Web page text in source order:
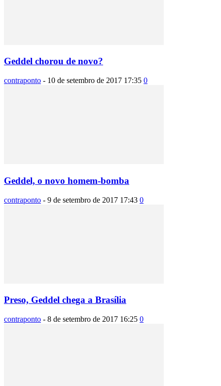
Geddel chorou de novo?
contraponto - 10 de setembro de 2017 17:35 0
Geddel, o novo homem-bomba
contraponto - 9 de setembro de 2017 17:43 0
Preso, Geddel chega a Brasília
contraponto - 8 de setembro de 2017 16:25 0